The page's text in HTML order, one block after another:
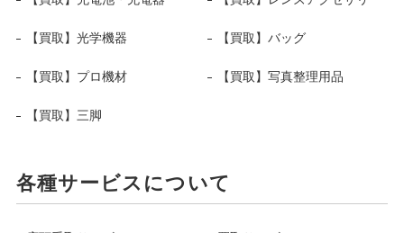
【買取】光学機器 【買取】バッグ
【買取】プロ機材 【買取】写真整理用品
【買取】三脚
各種サービスについて